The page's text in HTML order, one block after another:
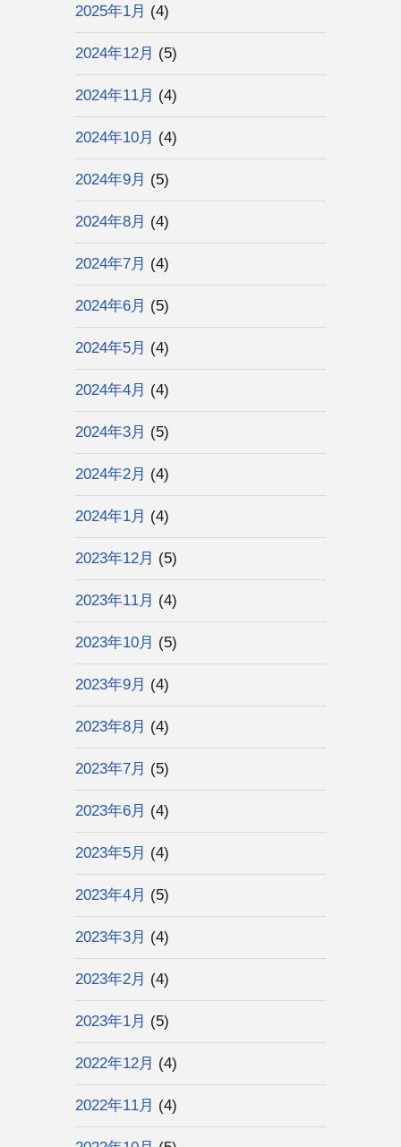
2025年1月 (4)
2024年12月 (5)
2024年11月 (4)
2024年10月 (4)
2024年9月 (5)
2024年8月 (4)
2024年7月 (4)
2024年6月 (5)
2024年5月 (4)
2024年4月 (4)
2024年3月 (5)
2024年2月 (4)
2024年1月 (4)
2023年12月 (5)
2023年11月 (4)
2023年10月 (5)
2023年9月 (4)
2023年8月 (4)
2023年7月 (5)
2023年6月 (4)
2023年5月 (4)
2023年4月 (5)
2023年3月 (4)
2023年2月 (4)
2023年1月 (5)
2022年12月 (4)
2022年11月 (4)